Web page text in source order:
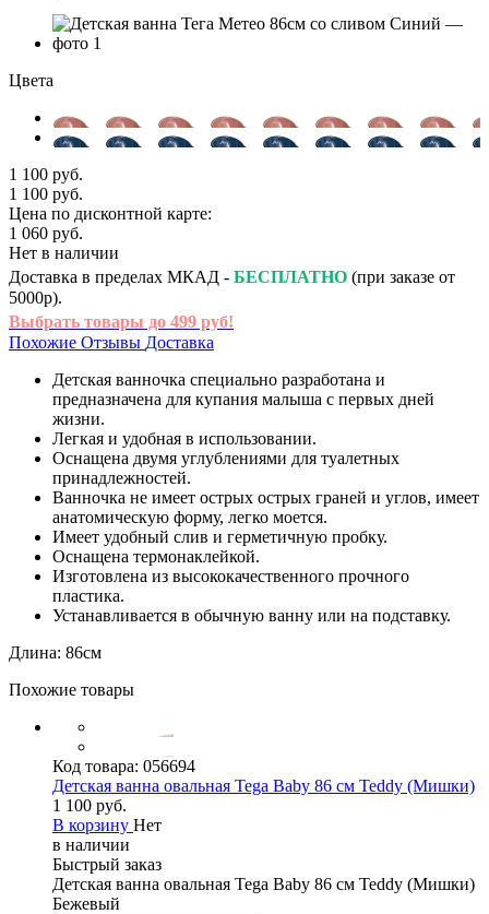
Цвета
1 100 руб.
1 100 руб.
Цена по дисконтной карте:
1 060 руб.
Нет в наличии
Доставка в пределах МКАД - БЕСПЛАТНО (при заказе от
5000р).
Выбрать товары до 499 руб!
Похожие Отзывы Доставка
Детская ванночка специально разработана и
предназначена для купания малыша с первых дней
жизни.
Легкая и удобная в использовании.
Оснащена двумя углублениями для туалетных
принадлежностей.
Ванночка не имеет острых острых граней и углов, имеет
анатомическую форму, легко моется.
Имеет удобный слив и герметичную пробку.
Оснащена термонаклейкой.
Изготовлена из высококачественного прочного
пластика.
Устанавливается в обычную ванну или на подставку.
Длина: 86см
Похожие товары
Код товара: 056694
Детская ванна овальная Tega Baby 86 см Teddy (Мишки)
1 100 руб.
В корзину Нет
в наличии
Быстрый заказ
Детская ванна овальная Tega Baby 86 см Teddy (Мишки)
Бежевый